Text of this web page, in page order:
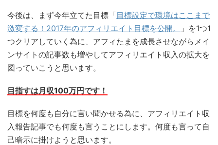
今後は、まず今年立てた目標「目標設定で環境はここまで
激変する！2017年のアフィリエイト目標を公開。
」を1つ1
つクリアしていく為に、アフィたまを成長させながらメイ
ンサイトの記事数も増やしてアフィリエイト収入の拡大を
図っていこうと思います。
目指すは月収100万円です！
目標を何度も自分に言い聞かせる為に、アフィリエイト収
入報告記事でも何度も言うことにします。何度も言って自
己暗示に掛けようと思います。